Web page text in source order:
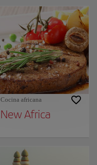
Cocina africana
New Africa